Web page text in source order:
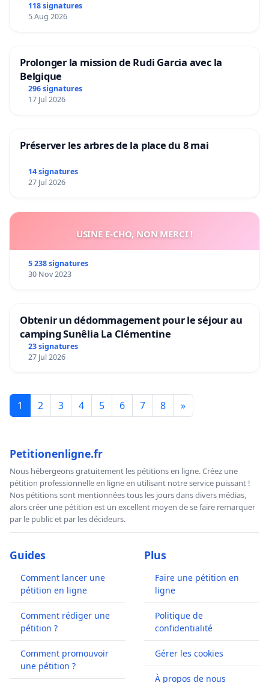
118 signatures
5 Aug 2026
Prolonger la mission de Rudi Garcia avec la
Belgique
296 signatures
17 Jul 2026
Préserver les arbres de la place du 8 mai
14 signatures
27 Jul 2026
USINE E-CHO, NON MERCI !
5 238 signatures
30 Nov 2023
Obtenir un dédommagement pour le séjour au
camping Sunêlia La Clémentine
23 signatures
27 Jul 2026
1 2 3 4 5 6 7 8 »
Petitionenligne.fr
Nous hébergeons gratuitement les pétitions en ligne. Créez une
pétition professionnelle en ligne en utilisant notre service puissant !
Nos pétitions sont mentionnées tous les jours dans divers médias,
alors créer une pétition est un excellent moyen de se faire remarquer
par le public et par les décideurs.
Guides
Comment lancer une
pétition en ligne
Comment rédiger une
pétition ?
Comment promouvoir
une pétition ?
Plus
Faire une pétition en
ligne
Politique de
confidentialité
Gérer les cookies
À propos de nous